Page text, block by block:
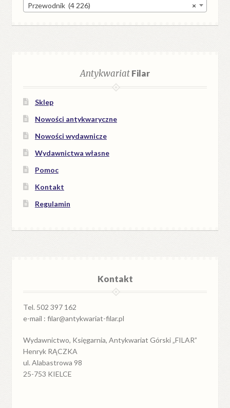
×
Przewodnik (4 226)
AntykwariatFilar
Sklep
Nowości antykwaryczne
Nowości wydawnicze
Wydawnictwa własne
Pomoc
Kontakt
Regulamin
Kontakt
Tel. 502 397 162
e-mail : filar@antykwariat-filar.pl
Wydawnictwo, Księgarnia, Antykwariat Górski „FILAR”
Henryk RĄCZKA
ul. Alabastrowa 98
25-753 KIELCE